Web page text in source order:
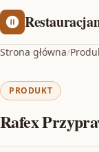
Strona główna/
PRODUKT
Rafex